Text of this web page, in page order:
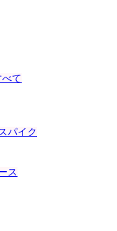
て
パイク
ス